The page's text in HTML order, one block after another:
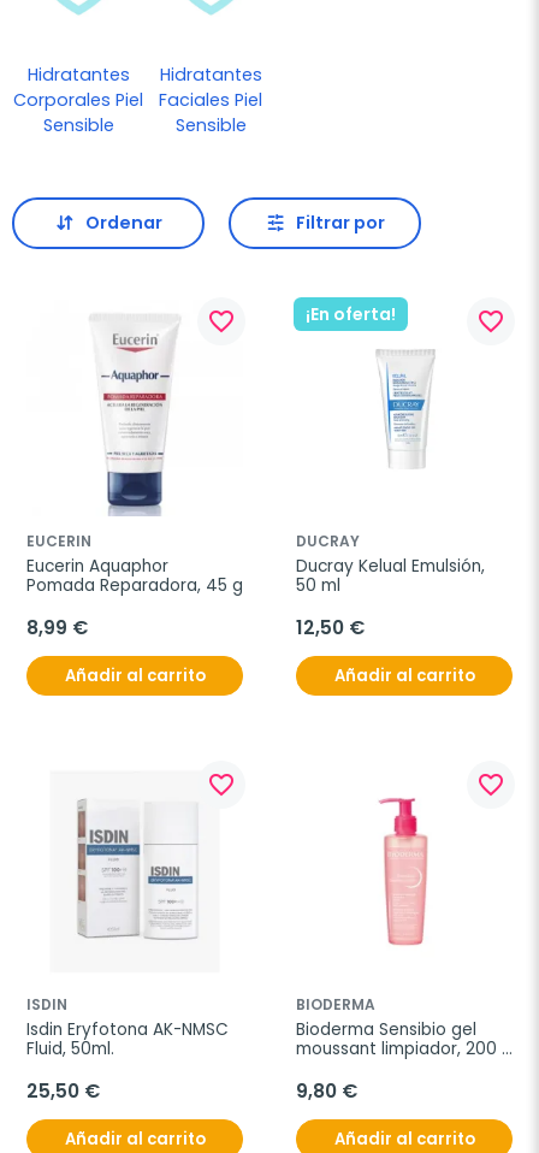
Hidratantes
Corporales Piel
Sensible
Hidratantes
Faciales Piel
Sensible
Ordenar Filtrar por
favorite_border
EUCERIN
Eucerin Aquaphor
Pomada Reparadora, 45 g
8,99 €
Añadir al carrito
¡En oferta! favorite_border
DUCRAY
Ducray Kelual Emulsión,
50 ml
12,50 €
Añadir al carrito
favorite_border
ISDIN
Isdin Eryfotona AK-NMSC
Fluid, 50ml.
25,50 €
Añadir al carrito
favorite_border
BIODERMA
Bioderma Sensibio gel
moussant limpiador, 200
9,80 €
Añadir al carrito